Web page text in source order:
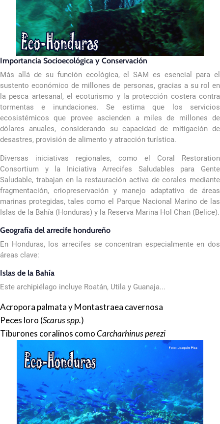
Importancia Socioecológica y Conservación
Más allá de su función ecológica, el SAM es esencial para el
sustento económico de millones de personas, gracias a su rol en
la pesca artesanal, el ecoturismo y la protección costera contra
tormentas e inundaciones. Se estima que los servicios
ecosistémicos que provee ascienden a miles de millones de
dólares anuales, considerando su capacidad de mitigación de
desastres, provisión de alimento y atracción turística.
Diversas iniciativas regionales, como el Coral Restoration
Consortium y la Iniciativa Arrecifes Saludables para Gente
Saludable, trabajan en la restauración activa de corales mediante
fragmentación, criopreservación y manejo adaptativo de áreas
marinas protegidas, tales como el Parque Nacional Marino de las
Islas de la Bahía (Honduras) y la Reserva Marina Hol Chan (Belice).
Geografía del arrecife hondureño
En Honduras, los arrecifes se concentran especialmente en dos
áreas clave:
Islas de la Bahía
Este archipiélago incluye Roatán, Utila y Guanaja...
Acropora palmata y Montastraea cavernosa
Peces loro (Scarus spp.)
Tiburones coralinos comoCarcharhinus perezi